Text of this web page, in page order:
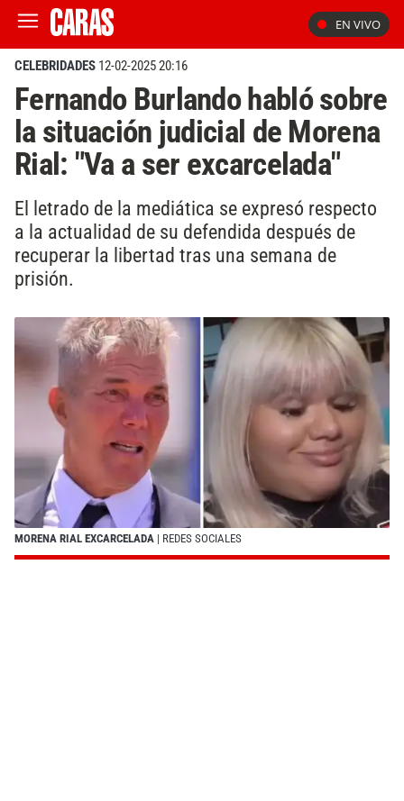
EN VIVO
CELEBRIDADES 12-02-2025 20:16
Fernando Burlando habló sobre
la situación judicial de Morena
Rial: "Va a ser excarcelada"
El letrado de la mediática se expresó respecto
a la actualidad de su defendida después de
recuperar la libertad tras una semana de
prisión.
MORENA RIAL EXCARCELADA | REDES SOCIALES